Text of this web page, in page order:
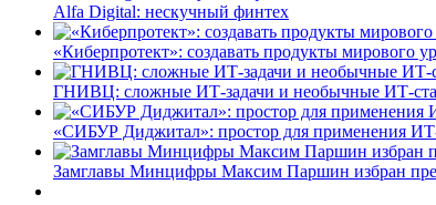
Alfa Digital: нескучный финтех
«Киберпротект»: создавать продукты мирового
ГНИВЦ: сложные ИТ‑задачи и необычные
«СИБУР Диджитал»: простор для применения
Замглавы Минцифры Максим Паршин избран